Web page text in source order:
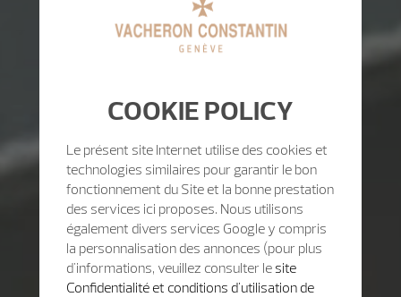
COOKIE POLICY
Le présent site Internet utilise des cookies et
technologies similaires pour garantir le bon
fonctionnement du Site et la bonne prestation
des services ici proposes. Nous utilisons
également divers services Google y compris
la personnalisation des annonces (pour plus
d'informations, veuillez consulter le site
Confidentialité et conditions d'utilisation de